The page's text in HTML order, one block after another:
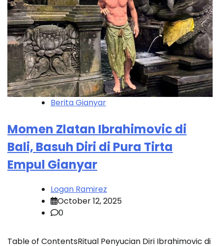
Berita Gianyar
Momen Zlatan Ibrahimovic di
Bali, Basuh Diri di Pura Tirta
Empul Gianyar
Logan Ramirez
October 12, 2025
0
Table of ContentsRitual Penyucian Diri Ibrahimovic di